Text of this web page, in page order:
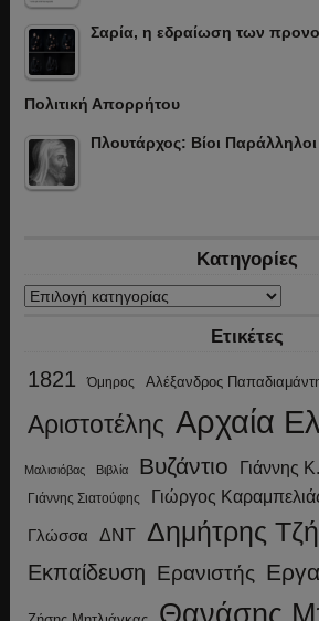
Σαρία, η εδραίωση των
Πολιτική Απορρήτου
Πλουτάρχος: Βίοι
Κατηγορίες
Κατηγορίες
Ετικέτες
1821 Όμηρος Αλέξανδρος
Αριστοτέλης Αρχαία
Μαλισιόβας Βιβλία Βυζάντιο Γιάννης
Γιάννης Σιατούφης Γιώργος
Γλώσσα ΔΝΤ Δημήτρης
Εκπαίδευση Ερανιστής